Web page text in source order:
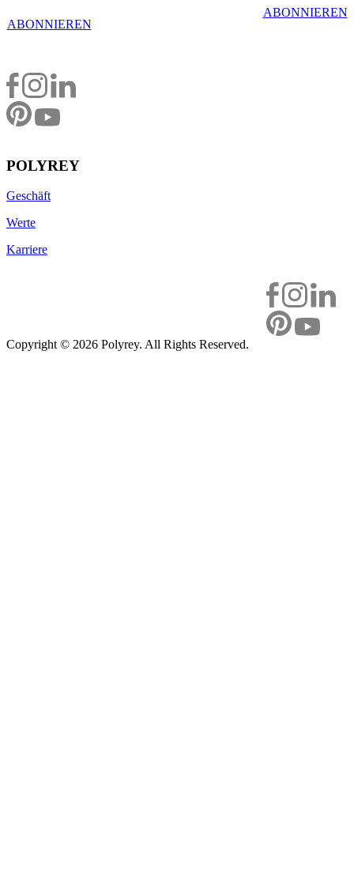
ABONNIEREN
POLYREY
Geschäft
Werte
Karriere
ABONNIEREN
Copyright © 2026 Polyrey. All Rights Reserved.